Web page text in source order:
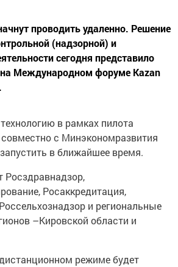
проводить удаленно. Решение
(надзорной) и
сегодня представило
Международном форуме Kazan
в рамках пилота
с Минэкономразвития
в ближайшее время.
Росздравнадзор,
Росаккредитация,
и региональные
–Кировской области и
режиме будет